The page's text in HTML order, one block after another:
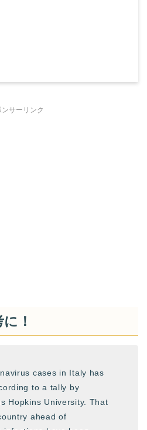
ンサーリンク
！
cases in Italy has
to a tally by
Hopkins University. That
ahead of